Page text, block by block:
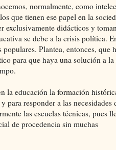
normalmente, como
que tienen ese papel en la
exclusivamente didácticos y
se debe a la crisis política.
Plantea, entonces, que
para que haya una solución a la
la educación la formación
responder a las necesidades
las escuelas técnicas, pues
de procedencia sin muchas